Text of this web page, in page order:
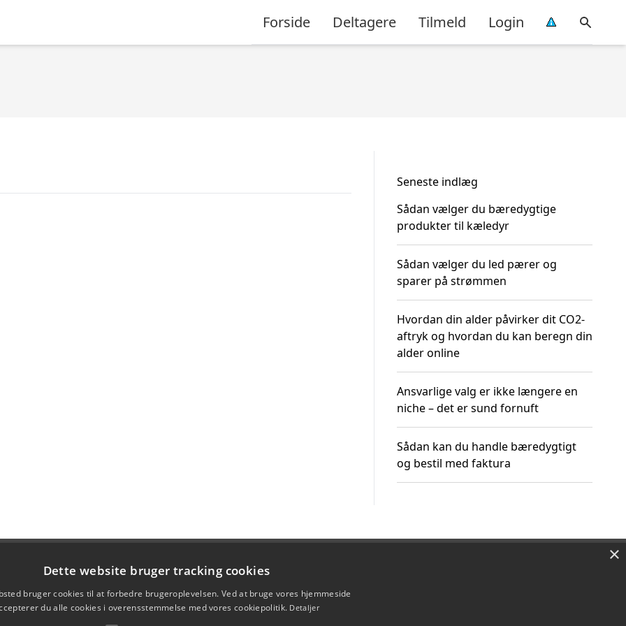
Forside Deltagere Tilmeld Login
Seneste indlæg
Sådan vælger du bæredygtige
produkter til kæledyr
Sådan vælger du led pærer og
sparer på strømmen
Hvordan din alder påvirker dit CO2-
aftryk og hvordan du kan beregn din
alder online
Ansvarlige valg er ikke længere en
niche – det er sund fornuft
Sådan kan du handle bæredygtigt
og bestil med faktura
×
Dette website bruger tracking cookies
bruger cookies til at forbedre brugeroplevelsen. Ved at bruge vores hjemmeside
du alle cookies i overensstemmelse med vores cookiepolitik. Detaljer